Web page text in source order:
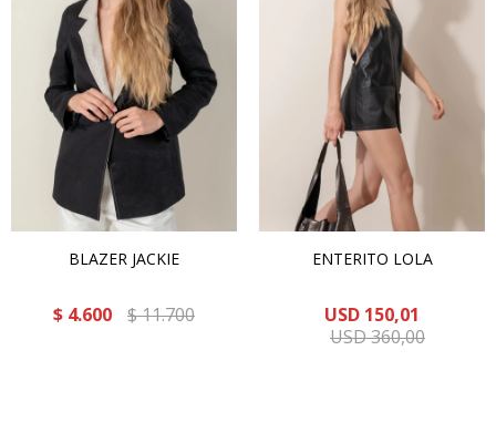
BLAZER JACKIE
$ 4.600 $11.700
ENTERITO LOLA
USD 150,01
USD360,00